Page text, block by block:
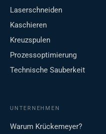
Laserschneiden
Kaschieren
Kreuzspulen
Prozessoptimierung
Technische Sauberkeit
UNTERNEHMEN
Warum Krückemeyer?